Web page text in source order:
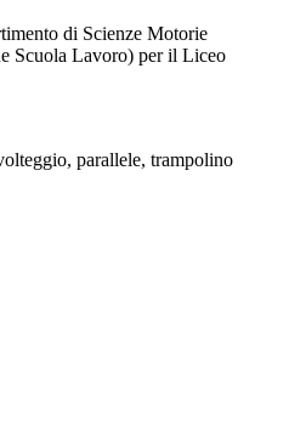
di Scienze Motorie
Scuola Lavoro) per il Liceo
parallele, trampolino